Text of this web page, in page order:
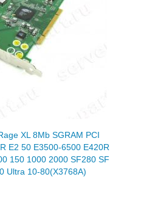
XL 8Mb SGRAM PCI
E2 50 E3500-6500 E420R
150 1000 2000 SF280 SF
Ultra 10-80(X3768A)